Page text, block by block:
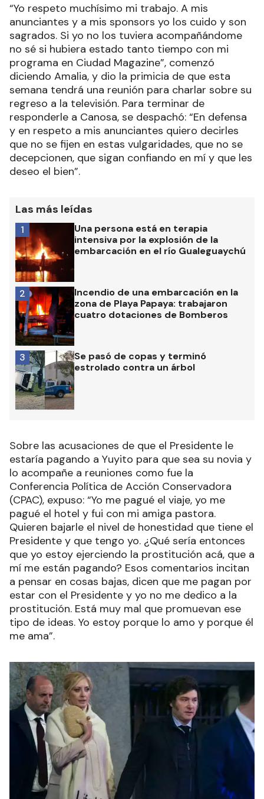
“Yo respeto muchísimo mi trabajo. A mis
anunciantes y a mis sponsors yo los cuido y son
sagrados. Si yo no los tuviera acompañándome
no sé si hubiera estado tanto tiempo con mi
programa en Ciudad Magazine”, comenzó
diciendo Amalia, y dio la primicia de que esta
semana tendrá una reunión para charlar sobre su
regreso a la televisión. Para terminar de
responderle a Canosa, se despachó: “En defensa
y en respeto a mis anunciantes quiero decirles
que no se fijen en estas vulgaridades, que no se
decepcionen, que sigan confiando en mí y que les
deseo el bien”.
Las más leídas
Una persona está en terapia
intensiva por la explosión de la
embarcación en el río Gualeguaychú
1
Incendio de una embarcación en la
zona de Playa Papaya: trabajaron
cuatro dotaciones de Bomberos
2
Se pasó de copas y terminó
estrolado contra un árbol
3
Sobre las acusaciones de que el Presidente le
estaría pagando a Yuyito para que sea su novia y
lo acompañe a reuniones como fue la
Conferencia Política de Acción Conservadora
(CPAC), expuso: “Yo me pagué el viaje, yo me
pagué el hotel y fui con mi amiga pastora.
Quieren bajarle el nivel de honestidad que tiene el
Presidente y que tengo yo. ¿Qué sería entonces
que yo estoy ejerciendo la prostitución acá, que a
mí me están pagando? Esos comentarios incitan
a pensar en cosas bajas, dicen que me pagan por
estar con el Presidente y yo no me dedico a la
prostitución. Está muy mal que promuevan ese
tipo de ideas. Yo estoy porque lo amo y porque él
me ama”.